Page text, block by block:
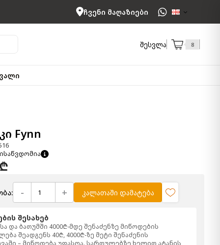
ჩვენი მაღაზიები
შესვლა 8
Fynn
- + კალათაში დამატება
შესახებ
და ბათუმში 4000₾-მდე შენაძენზე მიწოდების
შეადგენს 40₾, 4000₾-ზე მეტი შენაძენის